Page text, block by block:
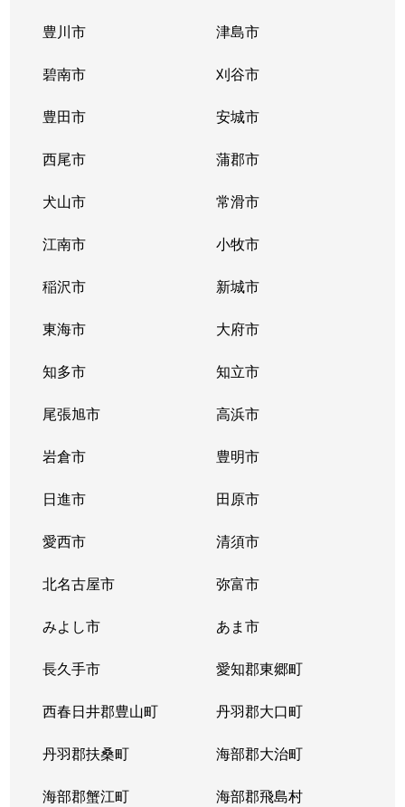
豊川市 津島市
碧南市 刈谷市
豊田市 安城市
西尾市 蒲郡市
犬山市 常滑市
江南市 小牧市
稲沢市 新城市
東海市 大府市
知多市 知立市
尾張旭市 高浜市
岩倉市 豊明市
日進市 田原市
愛西市 清須市
北名古屋市 弥富市
みよし市 あま市
長久手市 愛知郡東郷町
西春日井郡豊山町 丹羽郡大口町
丹羽郡扶桑町 海部郡大治町
海部郡蟹江町 海部郡飛島村